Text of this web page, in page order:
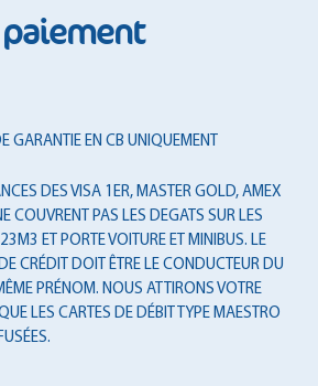
GARANTIE EN CB UNIQUEMENT
DES VISA 1ER, MASTER GOLD, AMEX
COUVRENT PAS LES DEGATS SUR LES
ET PORTE VOITURE ET MINIBUS. LE
CRÉDIT DOIT ÊTRE LE CONDUCTEUR DU
PRÉNOM. NOUS ATTIRONS VOTRE
LES CARTES DE DÉBIT TYPE MAESTRO